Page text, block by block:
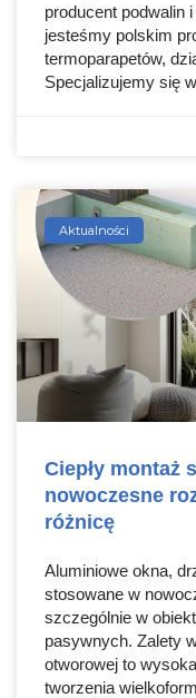
producent podwalin
jesteśmy polskim
termoparapetów,
Specjalizujemy się
Aktualności
Ciepły montaż
nowoczesne
różnicę
Aluminiowe okna,
stosowane w
szczególnie w
pasywnych. Zalety
otworowej to
tworzenia